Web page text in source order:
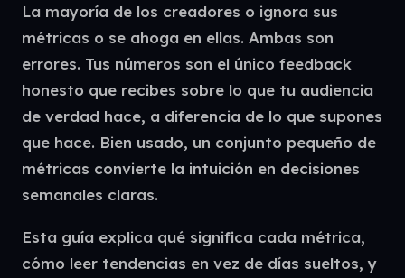
La mayoría de los creadores o ignora sus
métricas o se ahoga en ellas. Ambas son
errores. Tus números son el único feedback
honesto que recibes sobre lo que tu audiencia
de verdad hace, a diferencia de lo que supones
que hace. Bien usado, un conjunto pequeño de
métricas convierte la intuición en decisiones
semanales claras.
Esta guía explica qué significa cada métrica,
cómo leer tendencias en vez de días sueltos, y